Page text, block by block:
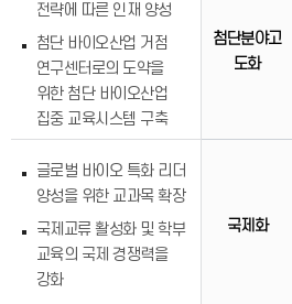
전략에 따른 인재 양성
첨단 바이오산업 거점
연구센터로의 도약을
위한 첨단 바이오산업
집중 교육시스템 구축
첨단분야고
도화
글로벌 바이오 특화 리더
양성을 위한 교과목 확장
국제교류 활성화 및 학부
교육의 국제 경쟁력을
강화
국제화